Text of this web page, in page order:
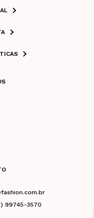
99745-3570